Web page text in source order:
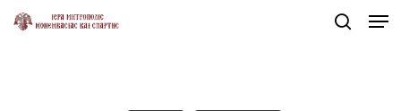
Skip